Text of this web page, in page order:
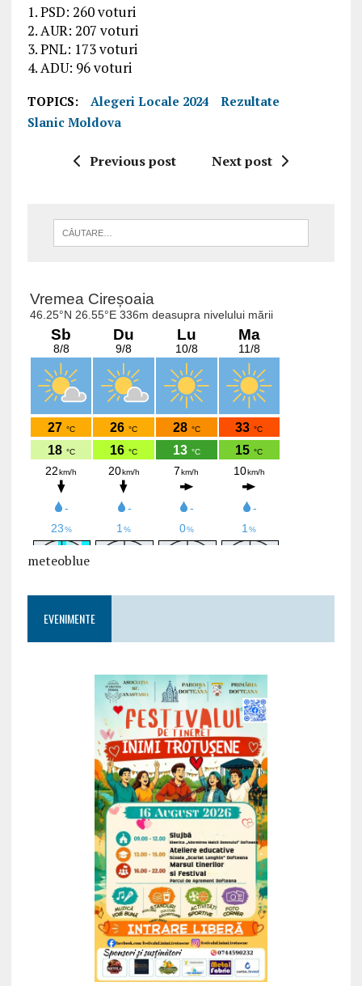
1. PSD: 260 voturi
2. AUR: 207 voturi
3. PNL: 173 voturi
4. ADU: 96 voturi
TOPICS: Alegeri Locale 2024
Rezultate
Slanic Moldova
Previous post Next post
meteoblue
EVENIMENTE